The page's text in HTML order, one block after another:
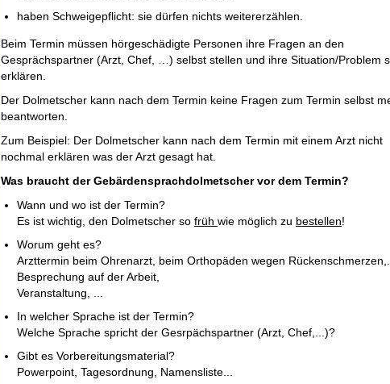
haben Schweigepflicht: sie dürfen nichts weitererzählen.
Beim Termin müssen hörgeschädigte Personen ihre Fragen an den
Gesprächspartner (Arzt, Chef, …) selbst stellen und ihre Situation/Problem
erklären.
Der Dolmetscher kann nach dem Termin keine Fragen zum Termin selbst
beantworten.
Zum Beispiel: Der Dolmetscher kann nach dem Termin mit einem Arzt nicht
nochmal erklären was der Arzt gesagt hat.
Was braucht der Gebärdensprachdolmetscher vor dem Termin?
Wann und wo ist der Termin?
Es ist wichtig, den Dolmetscher so früh wie möglich zu bestellen!
Worum geht es?
Arzttermin beim Ohrenarzt, beim Orthopäden wegen
Besprechung auf der Arbeit,
Veranstaltung, ...
In welcher Sprache ist der Termin?
Welche Sprache spricht der Gesrpächspartner (Arzt, Chef,...)?
Gibt es Vorbereitungsmaterial?
Powerpoint, Tagesordnung, Namensliste...